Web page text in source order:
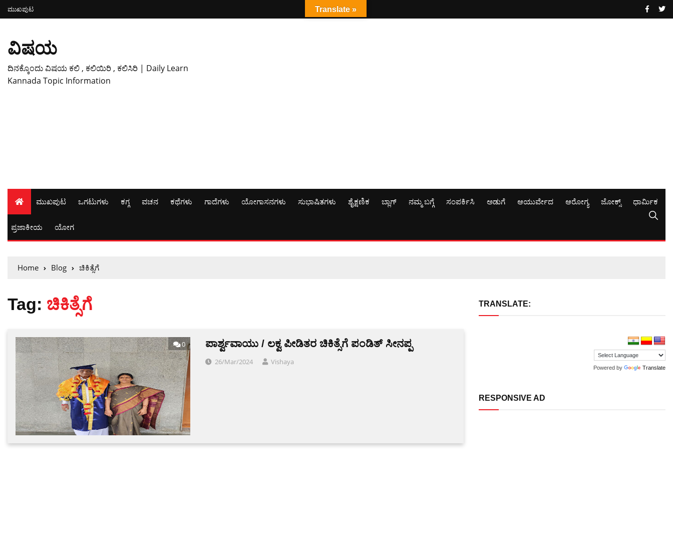
ಮುಖಪುಟ
ವಿಷಯ
ದಿನಕ್ಕೊಂದು ವಿಷಯ ಕಲಿ , ಕಲಿಯಿರಿ , ಕಲಿಸಿರಿ | Daily Learn
Kannada Topic Information
ಮುಖಪುಟ ಒಗಟುಗಳು ಕಗ್ಗ ವಚನ ಕಥೆಗಳು ಗಾದೆಗಳು ಯೋಗಾಸನಗಳು ಸುಭಾಷಿತಗಳು ಶೈಕ್ಷಣಿಕ ಬ್ಲಾಗ್ ನಮ್ಮ ಬಗ್ಗೆ ಸಂಪರ್ಕಿಸಿ ಅಡುಗೆ ಆಯುರ್ವೇದ ಆರೋಗ್ಯ ಜೋಕ್ಸ್ ಧಾರ್ಮಿಕ
ಪ್ರಜಾಕೀಯ ಯೋಗ
Home Blog ಚಿಕಿತ್ಸೆಗೆ
Tag: ಚಿಕಿತ್ಸೆಗೆ
0 ಪಾರ್ಶ್ವವಾಯು / ಲಕ್ವ ಪೀಡಿತರ ಚಿಕಿತ್ಸೆಗೆ ಪಂಡಿತ್ ಸೀನಪ್ಪ
26/Mar/2024 Vishaya
TRANSLATE:
Powered by Translate
RESPONSIVE AD
Translate »